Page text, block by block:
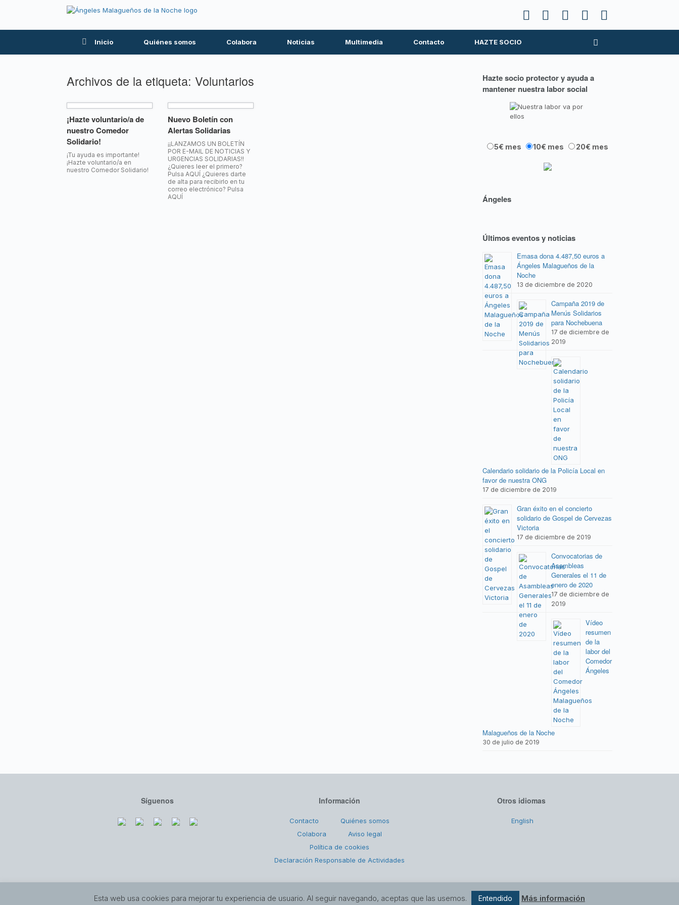
Inicio Quiénes somos Colabora Noticias Multimedia Contacto HAZTE SOCIO
Archivos de la etiqueta: Voluntarios
¡Hazte voluntario/a de
nuestro Comedor
Solidario!
¡Tu ayuda es importante!
¡Hazte voluntario/a en
nuestro Comedor Solidario!
Nuevo Boletín con
Alertas Solidarias
¡¡LANZAMOS UN BOLETÍN
POR E-MAIL DE NOTICIAS Y
URGENCIAS SOLIDARIAS!!
¿Quieres leer el primero?
Pulsa AQUÍ ¿Quieres darte
de alta para recibirlo en tu
correo electrónico? Pulsa
AQUÍ
Hazte socio protector y ayuda a
mantener nuestra labor social
5€ mes 10€ mes 20€ mes
Ángeles
Últimos eventos y noticias
Emasa dona 4.487,50 euros a
Ángeles Malagueños de la
Noche
13 de diciembre de 2020
Campaña 2019 de
Menús Solidarios
para Nochebuena
17 de diciembre de
2019
Calendario solidario de la Policía Local en
favor de nuestra ONG
17 de diciembre de 2019
Gran éxito en el concierto
solidario de Gospel de Cervezas
Victoria
17 de diciembre de 2019
Convocatorias de
Asambleas
Generales el 11 de
enero de 2020
17 de diciembre de
2019
Vídeo
resumen
de la
labor del
Comedor
Ángeles
Malagueños de la Noche
30 de julio de 2019
Síguenos Información
Contacto
Quiénes somos
Colabora
Aviso legal
Política de cookies
Declaración Responsable de Actividades
Otros idiomas
English
Esta web usa cookies para mejorar tu experiencia de usuario. Al seguir navegando, aceptas que las usemos. Entendido Más información